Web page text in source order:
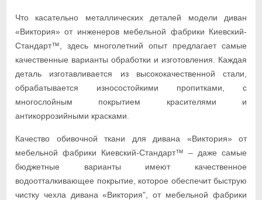
Что касательно металлических деталей модели диван
«Виктория» от инженеров мебельной фабрики Киевский-
Стандарт™, здесь многолетний опыт предлагает самые
качественные варианты обработки и изготовления. Каждая
деталь изготавливается из высококачественной стали,
обрабатывается износостойкими пропитками, с
многослойным покрытием красителями и
антикоррозийными красками.
Качество обивочной ткани для дивана «Виктория» от
мебельной фабрики Киевский-Стандарт™ – даже самые
бюджетные варианты имеют качественное
водоотталкивающее покрытие, которое обеспечит быструю
чистку чехла дивана «Виктория", от мебельной фабрики